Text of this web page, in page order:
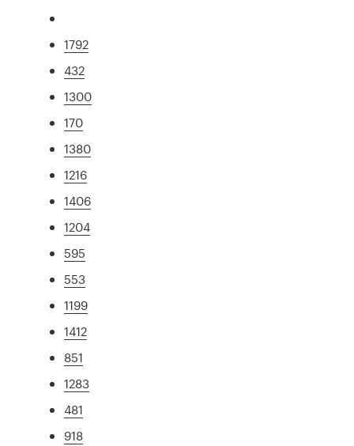
1792
432
1300
170
1380
1216
1406
1204
595
553
1199
1412
851
1283
481
918